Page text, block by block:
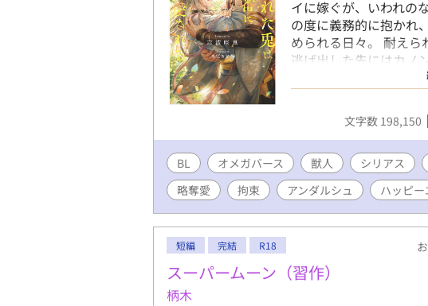
イに嫁ぐが、いわれの
の度に義務的に抱かれ
められる日々。 耐えら
逃げ出した先にはカノ
ァ・リオンがいた。
なる勇気はあるか？」
―― ☆感想もらえると
文字数 198,150
BL オメガバース 獣人 シリアス
略奪愛
拘束 アンダルシュ ハッピー
短編 完結 R18
スーパームーン（習作）
柄木